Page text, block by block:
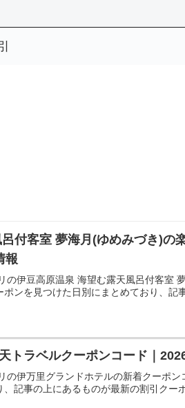
付客室 夢海月(ゆめみづき)の
報
の伊豆高原温泉 海望む露天風呂付客室
ンを見つけた日別にまとめており、記
トラベルクーポンコード｜
の伊万里グランドホテルの新着クーポ
記事の上にあるものが最新の割引クー